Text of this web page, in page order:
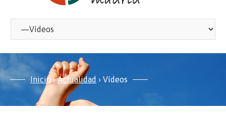
Inicio›Actualidad › Vídeos